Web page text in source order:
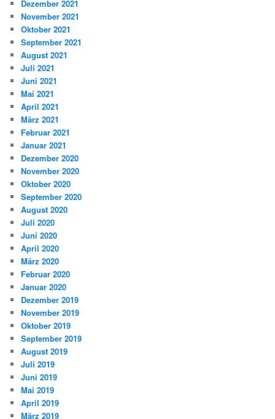
Dezember 2021
November 2021
Oktober 2021
September 2021
August 2021
Juli 2021
Juni 2021
Mai 2021
April 2021
März 2021
Februar 2021
Januar 2021
Dezember 2020
November 2020
Oktober 2020
September 2020
August 2020
Juli 2020
Juni 2020
April 2020
März 2020
Februar 2020
Januar 2020
Dezember 2019
November 2019
Oktober 2019
September 2019
August 2019
Juli 2019
Juni 2019
Mai 2019
April 2019
März 2019